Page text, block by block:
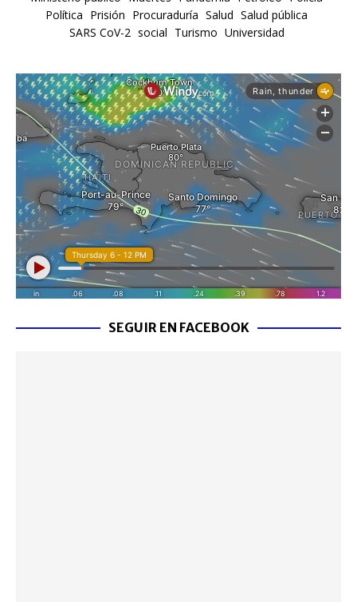
Política Prisión Procuraduría Salud Salud pública
SARS CoV-2 social Turismo Universidad
SEGUIR EN FACEBOOK